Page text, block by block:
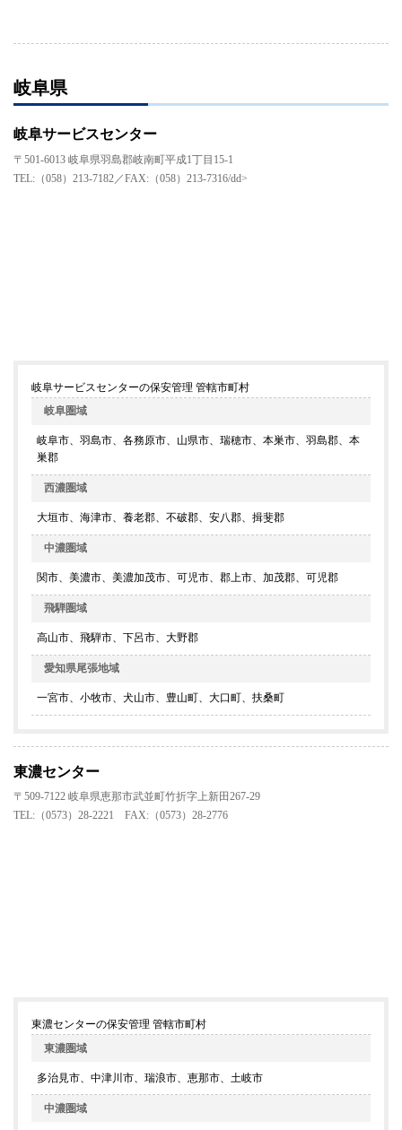
岐阜県
岐阜サービスセンター
〒501-6013 岐阜県羽島郡岐南町平成1丁目15-1
TEL:（058）213-7182／FAX:（058）213-7316/dd>
岐阜サービスセンターの保安管理 管轄市町村
岐阜圏域
岐阜市、羽島市、各務原市、山県市、瑞穂市、本巣市、羽島郡、本
巣郡
西濃圏域
大垣市、海津市、養老郡、不破郡、安八郡、揖斐郡
中濃圏域
関市、美濃市、美濃加茂市、可児市、郡上市、加茂郡、可児郡
飛騨圏域
高山市、飛騨市、下呂市、大野郡
愛知県尾張地域
一宮市、小牧市、犬山市、豊山町、大口町、扶桑町
東濃センター
〒509-7122 岐阜県恵那市武並町竹折字上新田267-29
TEL:（0573）28-2221 FAX:（0573）28-2776
東濃センターの保安管理 管轄市町村
東濃圏域
多治見市、中津川市、瑞浪市、恵那市、土岐市
中濃圏域